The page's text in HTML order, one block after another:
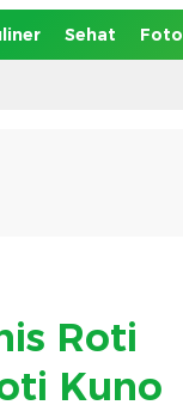
Sehat Foto
Roti
Kuno